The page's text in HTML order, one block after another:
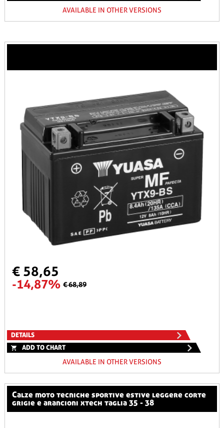
AVAILABLE IN OTHER VERSIONS
€ 58,65
-14,87% € 68,89
DETAILS
ADD TO CHART
AVAILABLE IN OTHER VERSIONS
calze moto tecniche sportive estive leggere corte
grigie e arancioni xtech taglia 35 - 38